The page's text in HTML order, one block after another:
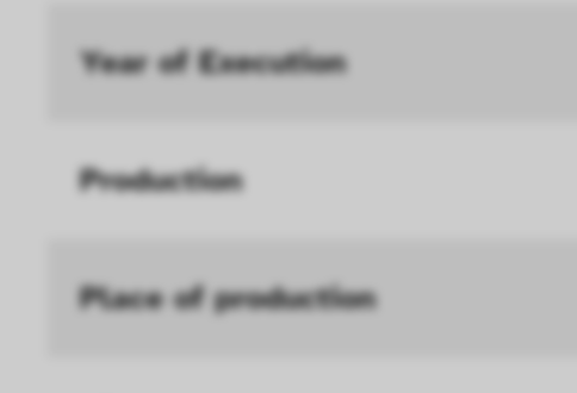
können deine
Geschwindigkeit
Diese Cookies helfen
Year of Execution
Production
Place of production